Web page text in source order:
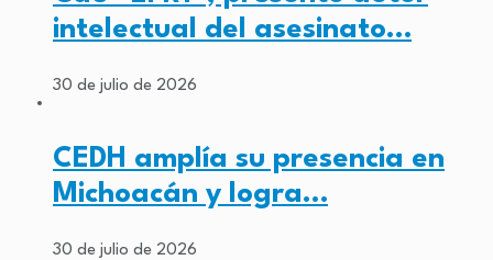
intelectual del asesinato…
30 de julio de 2026
CEDH amplía su presencia en
Michoacán y logra…
30 de julio de 2026